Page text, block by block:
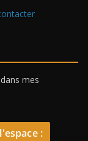
mes
: